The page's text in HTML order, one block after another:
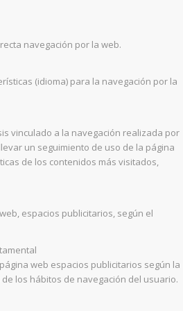
navegación por la web.
(idioma) para la navegación por la
vinculado a la navegación realizada por
un seguimiento de uso de la página
de los contenidos más visitados,
espacios publicitarios, según el
web espacios publicitarios según la
los hábitos de navegación del usuario.